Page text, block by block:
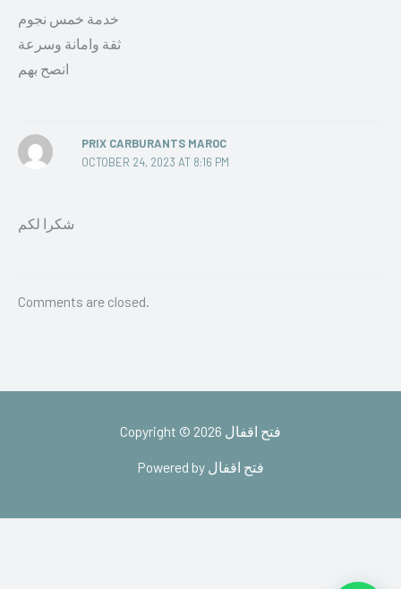
خدمة خمس نجوم
ثقة وامانة وسرعة
انصح بهم
PRIX CARBURANTS MAROC
OCTOBER 24, 2023 AT 8:16 PM
شكرا لكم
Comments are closed.
Copyright © 2026 فتح اقفال
Powered by فتح اقفال